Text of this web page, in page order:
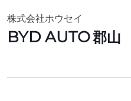
株式会社ホウセイ
BYD AUTO郡山